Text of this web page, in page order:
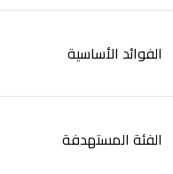
الفوائد الأساسية
الفئة المستهدفة